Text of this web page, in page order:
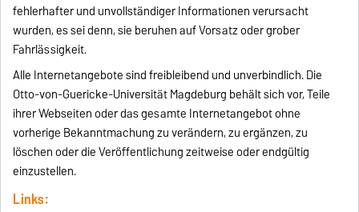
fehlerhafter und unvollständiger Informationen verursacht
wurden, es sei denn, sie beruhen auf Vorsatz oder grober
Fahrlässigkeit.
Alle Internetangebote sind freibleibend und unverbindlich. Die
Otto-von-Guericke-Universität Magdeburg behält sich vor, Teile
ihrer Webseiten oder das gesamte Internetangebot ohne
vorherige Bekanntmachung zu verändern, zu ergänzen, zu
löschen oder die Veröffentlichung zeitweise oder endgültig
einzustellen.
Links: